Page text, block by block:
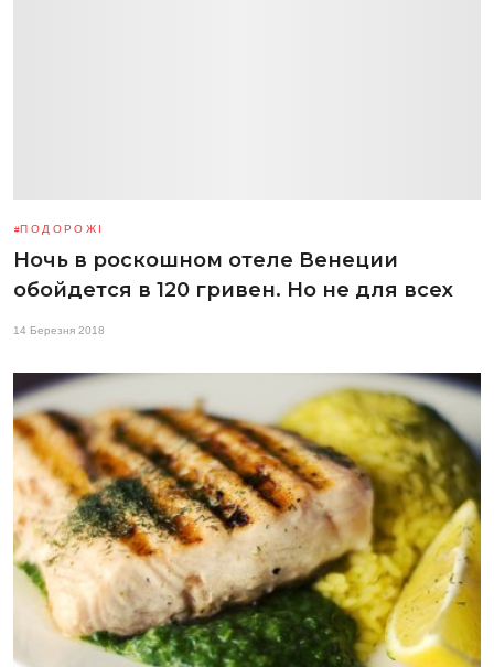
ПОДОРОЖІ
Ночь в роскошном отеле Венеции
обойдется в 120 гривен. Но не для всех
14 Березня 2018